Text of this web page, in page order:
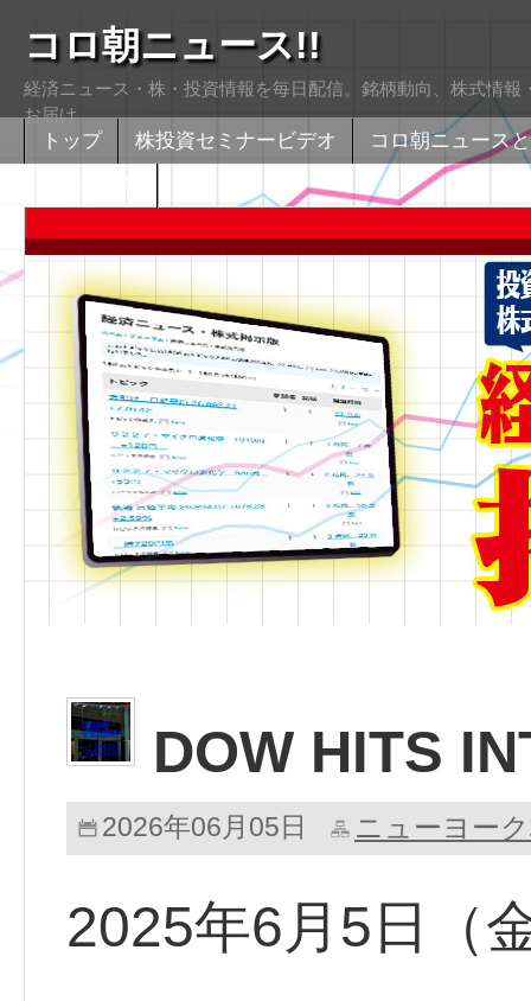
コロ朝ニュース!!
経済ニュース・株・投資情報を毎日配信。銘柄動向、株式情
お届け
トップ 株投資セミナービデオ
コロ朝ニュース
DOW HITS
2026年06月05日 ニューヨー
2025年6月5日（